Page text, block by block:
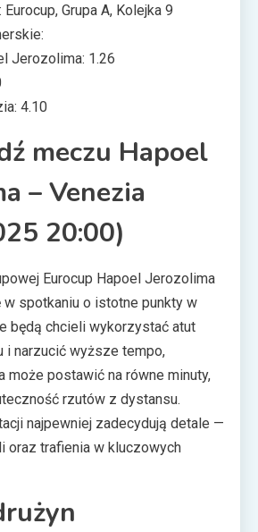
Grupa A, Kolejka 9
Jerozolima: 1.26
4.10
meczu Hapoel
– Venezia
20:00)
Eurocup Hapoel Jerozolima
w spotkaniu o istotne punkty w
będą chcieli wykorzystać atut
i narzucić wyższe tempo,
może postawić na równe minuty,
rzutów z dystansu.
najpewniej zadecydują detale —
oraz trafienia w kluczowych